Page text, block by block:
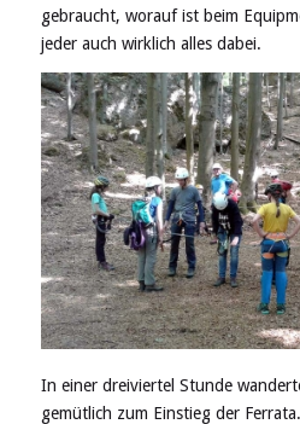
gebraucht, worauf ist beim
jeder auch wirklich alles dabei.
In einer dreiviertel Stunde
gemütlich zum Einstieg der